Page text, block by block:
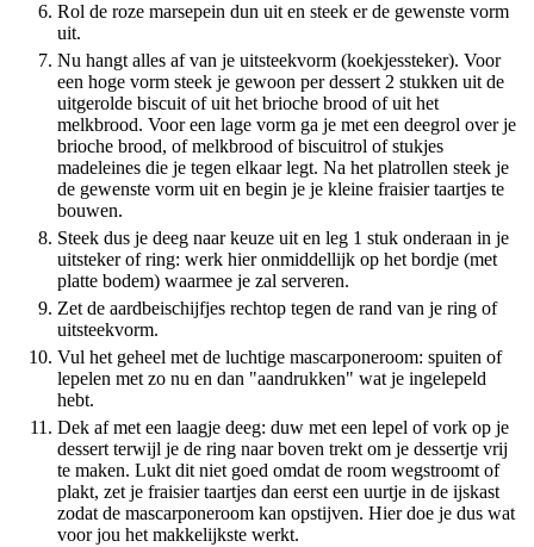
Rol de roze marsepein dun uit en steek er de gewenste vorm
uit.
Nu hangt alles af van je uitsteekvorm (koekjessteker). Voor
een hoge vorm steek je gewoon per dessert 2 stukken uit de
uitgerolde biscuit of uit het brioche brood of uit het
melkbrood. Voor een lage vorm ga je met een deegrol over je
brioche brood, of melkbrood of biscuitrol of stukjes
madeleines die je tegen elkaar legt. Na het platrollen steek je
de gewenste vorm uit en begin je je kleine fraisier taartjes te
bouwen.
Steek dus je deeg naar keuze uit en leg 1 stuk onderaan in je
uitsteker of ring: werk hier onmiddellijk op het bordje (met
platte bodem) waarmee je zal serveren.
Zet de aardbeischijfjes rechtop tegen de rand van je ring of
uitsteekvorm.
Vul het geheel met de luchtige mascarponeroom: spuiten of
lepelen met zo nu en dan "aandrukken" wat je ingelepeld
hebt.
Dek af met een laagje deeg: duw met een lepel of vork op je
dessert terwijl je de ring naar boven trekt om je dessertje vrij
te maken. Lukt dit niet goed omdat de room wegstroomt of
plakt, zet je fraisier taartjes dan eerst een uurtje in de ijskast
zodat de mascarponeroom kan opstijven. Hier doe je dus wat
voor jou het makkelijkste werkt.